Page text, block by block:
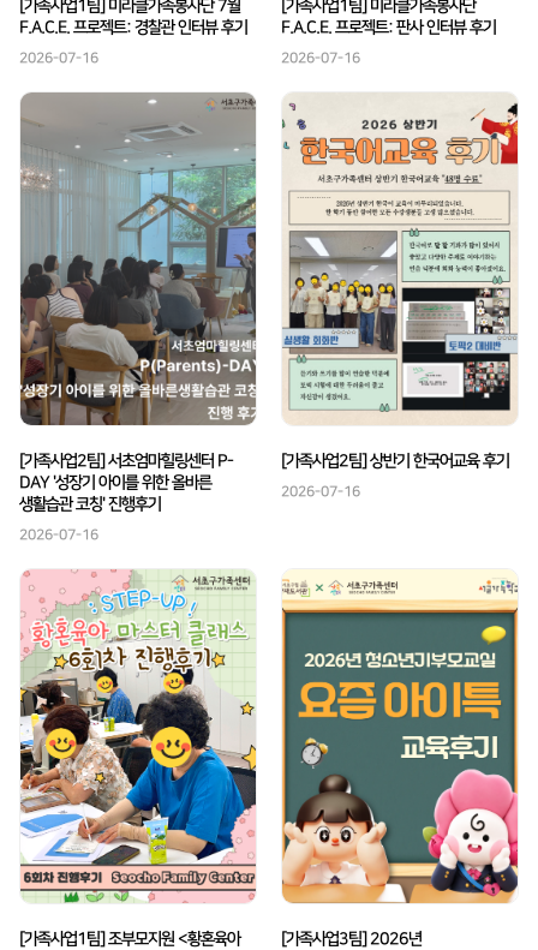
[가족사업1팀] 미라클가족봉사단 7월
F.A.C.E. 프로젝트: 경찰관 인터뷰 후기
2026-07-16
[가족사업1팀] 미라클가족봉사단
F.A.C.E. 프로젝트: 판사 인터뷰 후기
2026-07-16
[가족사업2팀] 서초엄마힐링센터 P-
DAY '성장기 아이를 위한 올바른
생활습관 코칭' 진행후기
2026-07-16
[가족사업2팀] 상반기 한국어교육 후기
2026-07-16
[가족사업1팀] 조부모지원 <황혼육아 [가족사업3팀] 2026년